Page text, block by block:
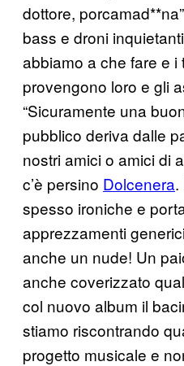
dottore,
bass e droni
abbiamo a che fare e i
provengono loro e gli
“Sicuramente una
pubblico deriva dalle
nostri amici o amici di
c’è persino Dolcenera.
spesso ironiche e
apprezzamenti
anche un nude! Un
anche coverizzato
col nuovo album il
stiamo riscontrando
progetto musicale e